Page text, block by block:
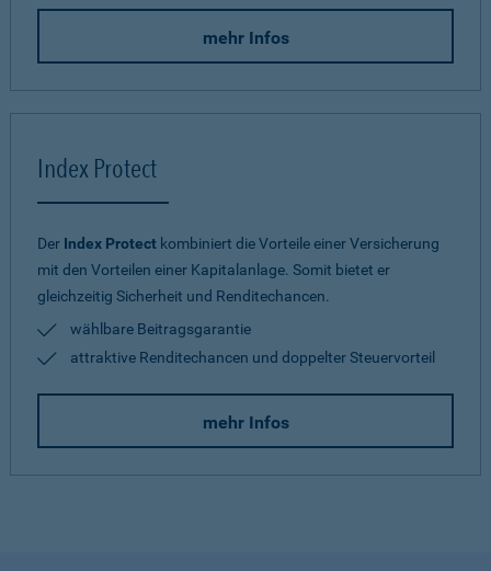
mehr Infos
Index Protect
Der Index Protect kombiniert die Vorteile einer Versicherung
mit den Vorteilen einer Kapitalanlage. Somit bietet er
gleichzeitig Sicherheit und Renditechancen.
wählbare Beitragsgarantie
attraktive Renditechancen und doppelter Steuervorteil
mehr Infos